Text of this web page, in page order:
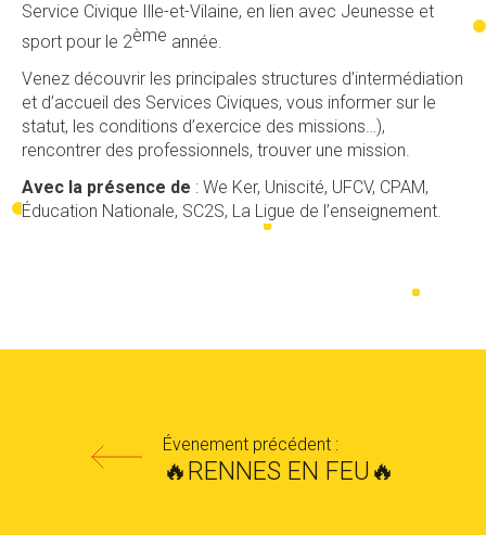
Service Civique Ille-et-Vilaine, en lien avec Jeunesse et
sport pour le 2ème année.
Venez découvrir les principales structures d’intermédiation
et d’accueil des Services Civiques, vous informer sur le
statut, les conditions d’exercice des missions…),
rencontrer des professionnels, trouver une mission.
Avec la présence de : We Ker, Uniscité, UFCV, CPAM,
Éducation Nationale, SC2S, La Ligue de l’enseignement.
Évenement précédent :
🔥RENNES EN FEU🔥